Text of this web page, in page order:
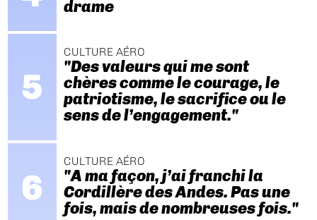
drame
CULTURE AÉRO
"Des valeurs qui me sont
chères comme le courage, le
patriotisme, le sacrifice ou le
sens de l’engagement."
CULTURE AÉRO
"A ma façon, j’ai franchi la
Cordillère des Andes. Pas une
fois, mais de nombreuses fois."